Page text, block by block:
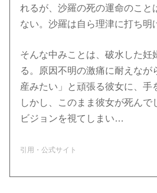
れるが、沙羅の死の運命のこと
ない。沙羅は自ら理津に打ち明
そんな中みことは、破水した妊
る。原因不明の激痛に耐えなが
産みたい」と頑張る彼女に、手
しかし、このまま彼女が死んで
ビジョンを視てしまい…
引用・公式サイト